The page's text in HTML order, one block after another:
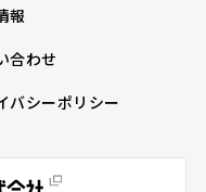
報
合わせ
バシーポリシー